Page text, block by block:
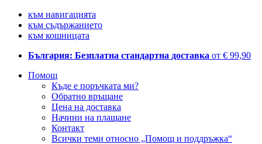
към навигацията
към съдържанието
към кошницата
България: Безплатна стандартна доставка от € 99,90
Помощ
Къде е поръчката ми?
Обратно връщане
Цена на доставка
Начини на плащане
Контакт
Всички теми относно „Помощ и поддръжка“